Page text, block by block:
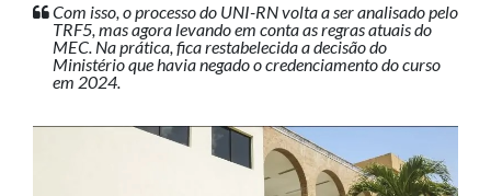
Com isso, o processo do UNI-RN volta a ser analisado pelo
TRF5, mas agora levando em conta as regras atuais do
MEC. Na prática, fica restabelecida a decisão do
Ministério que havia negado o credenciamento do curso
em 2024.